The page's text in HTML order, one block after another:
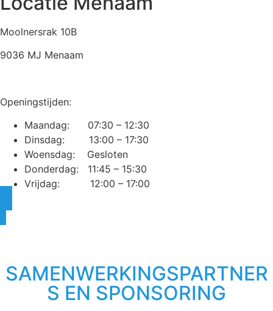
Moolnersrak 10B
9036 MJ Menaam
Openingstijden:
Maandag: 07:30 – 12:30
Dinsdag: 13:00 – 17:30
Woensdag: Gesloten
Donderdag: 11:45 – 15:30
Vrijdag: 12:00 – 17:00
SAMENWERKINGSPARTNER
S EN SPONSORING